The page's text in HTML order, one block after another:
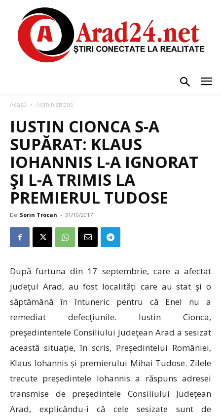
Acasă Administrație
IUSTIN CIONCA S-A
SUPĂRAT: KLAUS
IOHANNIS L-A IGNORAT
ŞI L-A TRIMIS LA
PREMIERUL TUDOSE
De Sorin Trocan - 31/10/2017
După furtuna din 17 septembrie, care a afectat
judeţul Arad, au fost localităţi care au stat şi o
săptămână în întuneric pentru că Enel nu a
remediat defecţiunile. Iustin Cionca,
preşedintentele Consiliului Judeţean Arad a sesizat
această situație, în scris, Președintelui României,
Klaus Iohannis și premierului Mihai Tudose. Zilele
trecute președintele Iohannis a răspuns adresei
transmise de președintele Consiliului Județean
Arad, explicându-i că cele sesizate sunt de